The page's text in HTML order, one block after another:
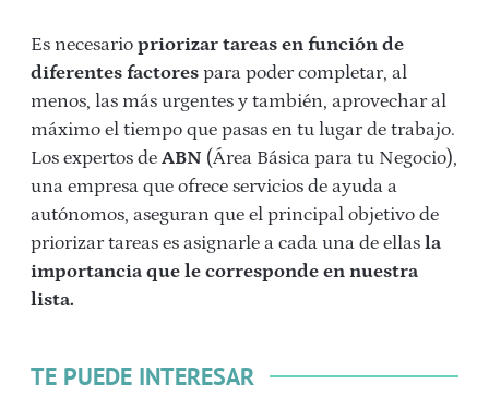
Es necesario priorizar tareas en función de
diferentes factores para poder completar, al
menos, las más urgentes y también, aprovechar al
máximo el tiempo que pasas en tu lugar de trabajo.
Los expertos de ABN (Área Básica para tu Negocio),
una empresa que ofrece servicios de ayuda a
autónomos, aseguran que el principal objetivo de
priorizar tareas es asignarle a cada una de ellas la
importancia que le corresponde en nuestra
lista.
TE PUEDE INTERESAR